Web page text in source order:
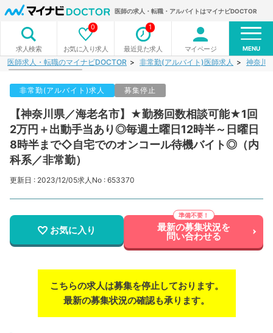
医師の求人・転職・アルバイトはマイナビDOCTOR
求人検索 お気に入り求人
0
最近見た求人
1
マイページ MENU
医師求人・転職のマイナビDOCTOR 非常勤(アルバイト)医師求人 神奈川
非常勤(アルバイト)求人 募集停止
【神奈川県／海老名市】★勤務回数相談可能★1回
2万円＋出動手当あり◎毎週土曜日12時半～日曜日
8時半まで◇自宅でのオンコール待機バイト◎（内
科系／非常勤）
更新日 : 2023/12/05求人No : 653370
お気に入り 最新の募集状況を
問い合わせる
こちらの求人は募集を停止しております。
最新の募集状況の確認も承ります。